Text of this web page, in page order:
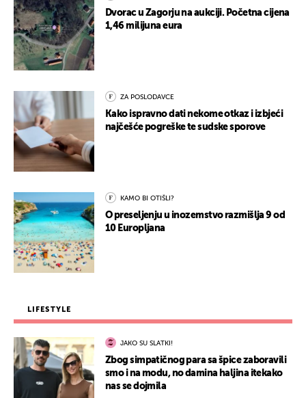
Dvorac u Zagorju na aukciji. Početna cijena
1,46 milijuna eura
ZA POSLODAVCE
Kako ispravno dati nekome otkaz i izbjeći
najčešće pogreške te sudske sporove
KAMO BI OTIŠLI?
O preseljenju u inozemstvo razmišlja 9 od
10 Europljana
LIFESTYLE
JAKO SU SLATKI!
Zbog simpatičnog para sa špice zaboravili
smo i na modu, no damina haljina itekako
nas se dojmila